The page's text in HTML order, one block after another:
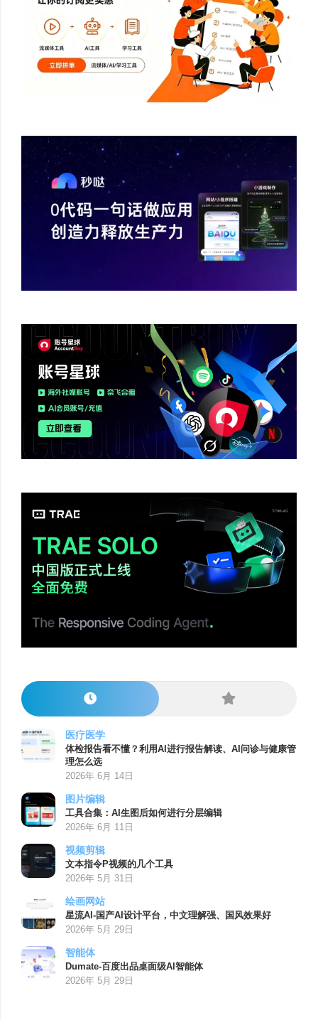
医疗医学
体检报告看不懂？利用AI进行报告解读、AI问诊与健康管
理怎么选
2026年 6月 14日
图片编辑
工具合集：AI生图后如何进行分层编辑
2026年 6月 11日
视频剪辑
文本指令P视频的几个工具
2026年 5月 31日
绘画网站
星流AI-国产AI设计平台，中文理解强、国风效果好
2026年 5月 29日
智能体
Dumate-百度出品桌面级AI智能体
2026年 5月 29日